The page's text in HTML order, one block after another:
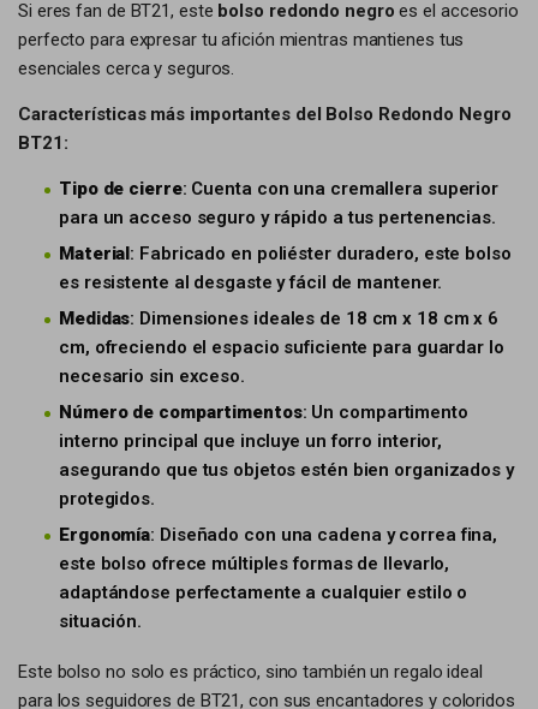
Si eres fan de BT21, este bolso redondo negro es el accesorio
perfecto para expresar tu afición mientras mantienes tus
esenciales cerca y seguros.
Características más importantes del Bolso Redondo Negro
BT21:
Tipo de cierre: Cuenta con una cremallera superior
para un acceso seguro y rápido a tus pertenencias.
Material: Fabricado en poliéster duradero, este bolso
es resistente al desgaste y fácil de mantener.
Medidas: Dimensiones ideales de 18 cm x 18 cm x 6
cm, ofreciendo el espacio suficiente para guardar lo
necesario sin exceso.
Número de compartimentos: Un compartimento
interno principal que incluye un forro interior,
asegurando que tus objetos estén bien organizados y
protegidos.
Ergonomía: Diseñado con una cadena y correa fina,
este bolso ofrece múltiples formas de llevarlo,
adaptándose perfectamente a cualquier estilo o
situación.
Este bolso no solo es práctico, sino también un regalo ideal
para los seguidores de BT21, con sus encantadores y coloridos